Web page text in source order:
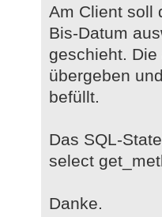
Am Client soll
Bis-Datum
geschieht.
übergeben
befüllt.
Das SQL-
select
Danke.